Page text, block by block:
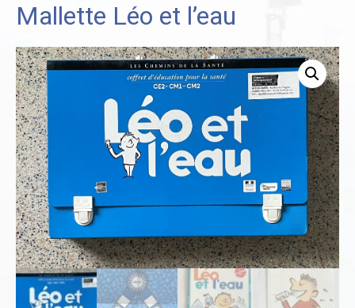
Mallette Léo et l’eau